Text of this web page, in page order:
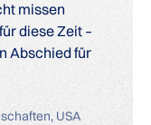
missen
diese Zeit –
Abschied für
USA